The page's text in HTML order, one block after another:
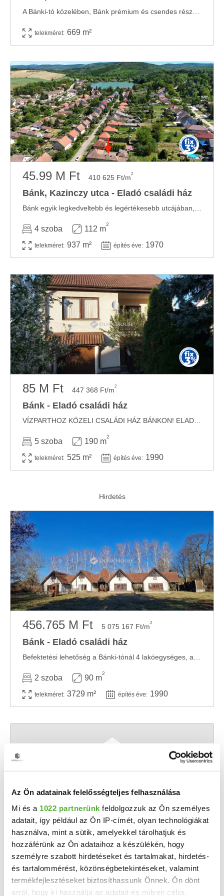
Az Ön adatainak felelősségteljes felhasználása
Mi és a 1022 partnerünk feldolgozzuk az Ön személyes
adatait, így például az Ön IP-címét, olyan technológiákat
használva, mint a sütik, amelyekkel tárolhatjuk és
hozzáférünk az Ön adataihoz a készülékén, hogy
személyre szabott hirdetéseket és tartalmakat, hirdetés-
és tartalommérést, közönségbetekintéseket, valamint
termékfejlesztéseket biztosíthassunk Önnek. Ön dönt
arról, hogy ki használja az adatait és milyen célra.
telekméret: 669 m²
45.99 M Ft 410 625 Ft/m2
Bánk, Kazinczy utca - Eladó családi ház
4 szoba 112 m
2
telekméret: 937 m² építés éve: 1970
85 M Ft 447 368 Ft/m2
Bánk - Eladó családi ház
5 szoba 190 m
2
telekméret: 525 m² építés éve: 1990
456.765 M Ft 5 075 167 Ft/m2
Bánk - Eladó családi ház
2 szoba 90 m
2
telekméret: 3729 m² építés éve: 1990
9 M Ft 927 Ft/m
Bánk, Külterület - Eladó telek
Bánkon vált eladóvá egy 9708m2-es, belterülethez közeli telek, mely többféle lehetőséget ...
telekméret: 9708 m²